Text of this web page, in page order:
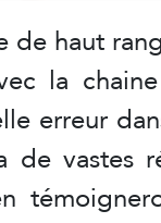
haut
la
erreur
de vastes